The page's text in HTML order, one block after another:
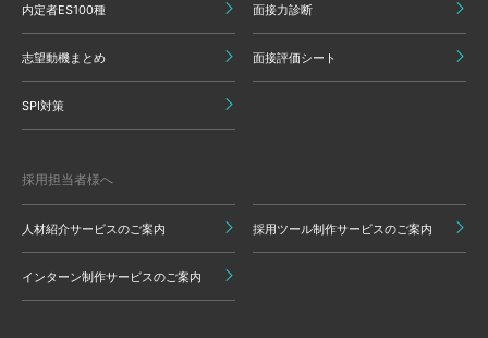
内定者ES100種 面接力診断
志望動機まとめ 面接評価シート
SPI対策
採用担当者様へ
人材紹介サービスのご案内 採用ツール制作サービスのご案内
インターン制作サービスのご案内